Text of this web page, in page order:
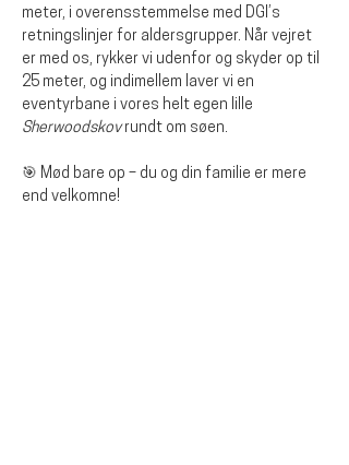
meter, i overensstemmelse med DGI’s
retningslinjer for aldersgrupper. Når vejret
er med os, rykker vi udenfor og skyder op til
25 meter, og indimellem laver vi en
eventyrbane i vores helt egen lille
Sherwoodskov rundt om søen.
🎯 Mød bare op – du og din familie er mere
end velkomne!